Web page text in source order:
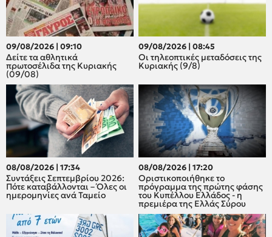
09/08/2026 | 09:10
Δείτε τα αθλητικά
πρωτοσέλιδα της Κυριακής
(09/08)
09/08/2026 | 08:45
Οι τηλεοπτικές μεταδόσεις της
Κυριακής (9/8)
08/08/2026 | 17:34
Συντάξεις Σεπτεμβρίου 2026:
Πότε καταβάλλονται – Όλες οι
ημερομηνίες ανά Ταμείο
08/08/2026 | 17:20
Οριστικοποιήθηκε το
πρόγραμμα της πρώτης φάσης
του Κυπέλλου Ελλάδος - η
πρεμιέρα της Ελλάς Σύρου